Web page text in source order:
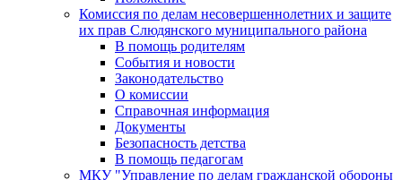
Комиссия по делам несовершеннолетних и защите
их прав Слюдянского муниципального района
В помощь родителям
События и новости
Законодательство
О комиссии
Справочная информация
Документы
Безопасность детства
В помощь педагогам
МКУ "Управление по делам гражданской обороны